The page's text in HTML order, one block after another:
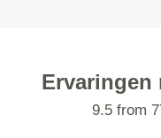
Ervaringen
9.5 from